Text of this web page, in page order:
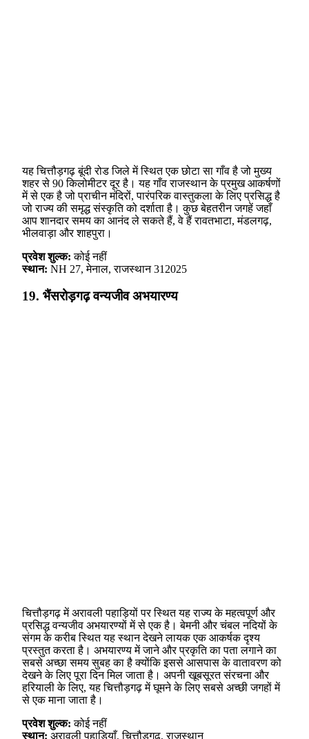
यह चित्तौड़गढ़ बूंदी रोड जिले में स्थित एक छोटा सा गाँव है जो मुख्य
शहर से 90 किलोमीटर दूर है। यह गाँव राजस्थान के प्रमुख आकर्षणों
में से एक है जो प्राचीन मंदिरों, पारंपरिक वास्तुकला के लिए प्रसिद्ध है
जो राज्य की समृद्ध संस्कृति को दर्शाता है। कुछ बेहतरीन जगहें जहाँ
आप शानदार समय का आनंद ले सकते हैं, वे हैं रावतभाटा, मंडलगढ़,
भीलवाड़ा और शाहपुरा।
प्रवेश शुल्क: कोई नहीं
स्थान: NH 27, मेनाल, राजस्थान 312025
19. भैंसरोड़गढ़ वन्यजीव अभयारण्य
चित्तौड़गढ़ में अरावली पहाड़ियों पर स्थित यह राज्य के महत्वपूर्ण और
प्रसिद्ध वन्यजीव अभयारण्यों में से एक है। बेमनी और चंबल नदियों के
संगम के करीब स्थित यह स्थान देखने लायक एक आकर्षक दृश्य
प्रस्तुत करता है। अभयारण्य में जाने और प्रकृति का पता लगाने का
सबसे अच्छा समय सुबह का है क्योंकि इससे आसपास के वातावरण को
देखने के लिए पूरा दिन मिल जाता है। अपनी खूबसूरत संरचना और
हरियाली के लिए, यह चित्तौड़गढ़ में घूमने के लिए सबसे अच्छी जगहों में
से एक माना जाता है।
प्रवेश शुल्क: कोई नहीं
स्थान: अरावली पहाड़ियाँ, चित्तौड़गढ़, राजस्थान